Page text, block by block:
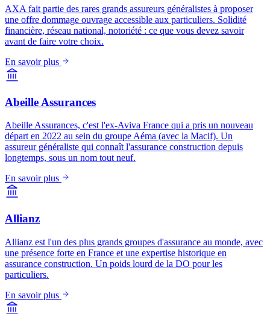
AXA fait partie des rares grands assureurs généralistes à proposer
une offre dommage ouvrage accessible aux particuliers. Solidité
financière, réseau national, notoriété : ce que vous devez savoir
avant de faire votre choix.
En savoir plus
Abeille Assurances
Abeille Assurances, c'est l'ex-Aviva France qui a pris un nouveau
départ en 2022 au sein du groupe Aéma (avec la Macif). Un
assureur généraliste qui connaît l'assurance construction depuis
longtemps, sous un nom tout neuf.
En savoir plus
Allianz
Allianz est l'un des plus grands groupes d'assurance au monde, avec
une présence forte en France et une expertise historique en
assurance construction. Un poids lourd de la DO pour les
particuliers.
En savoir plus